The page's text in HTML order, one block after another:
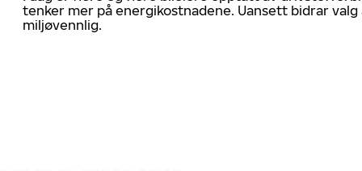
tenker mer på energikostnadene. Uansett bidrar
miljøvennlig.